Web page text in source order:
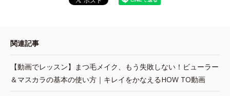
関連記事
【動画でレッスン】まつ毛メイク、もう失敗しない！ビューラー
＆マスカラの基本の使い方｜キレイをかなえるHOW TO動画